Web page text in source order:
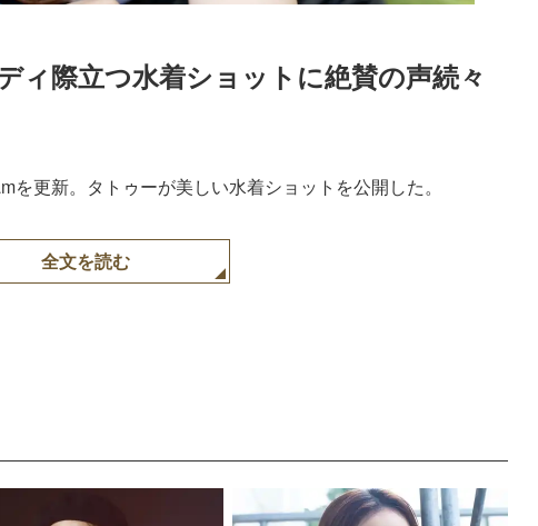
ィ際立つ水着ショットに絶賛の声続々
を更新。タトゥーが美しい水着ショットを公開した。
全文を読む